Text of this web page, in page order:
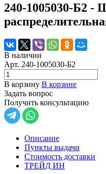
240-1005030-Б2 -
В наличии
Арт. 240-1005030-Б2
В корзину В корзине
Задать вопрос
Получить консультацию
Описание
Пункты выдачи
Стоимость доставки
ТРЕЙД ИН